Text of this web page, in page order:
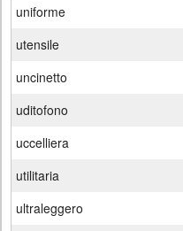
uniforme
utensile
uncinetto
uditofono
uccelliera
utilitaria
ultraleggero